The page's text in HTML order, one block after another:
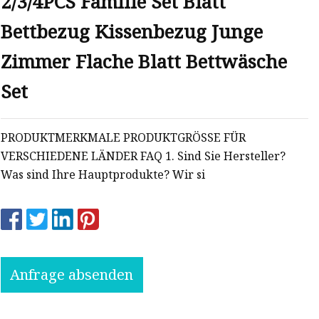
Bettbezug Kissenbezug Junge
Zimmer Flache Blatt Bettwäsche
Set
PRODUKTMERKMALE PRODUKTGRÖSSE FÜR
VERSCHIEDENE LÄNDER FAQ 1. Sind Sie Hersteller?
Was sind Ihre Hauptprodukte? Wir si
Anfrage absenden